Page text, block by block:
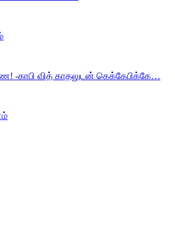
-காபி வித் காதலுடன் கெக்கேபிக்கே…